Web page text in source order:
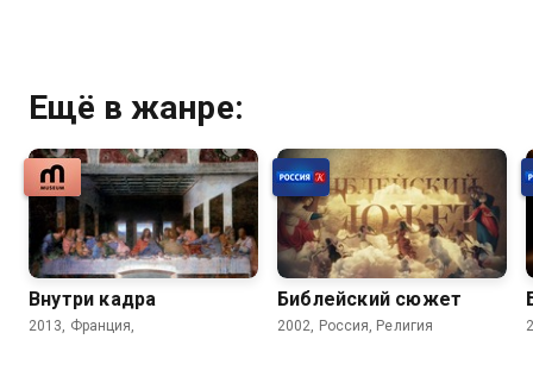
Ещё в жанре:
Внутри кадра
2013, Франция,
Библейский сюжет
2002, Россия, Религия